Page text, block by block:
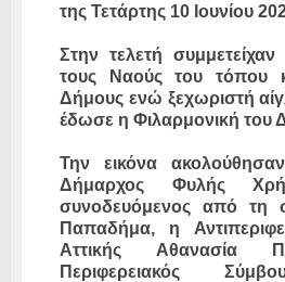
της Τετάρτης 10 Ιουνίου
Στην τελετή
τους Ναούς του τόπου
Δήμους ενώ ξεχωριστή
έδωσε η Φιλαρμονική του
Την εικόνα
Δήμαρχος Φυλής
συνοδευόμενος από τη
Παπαδήμα, η
Αττικής Αθανασία
Περιφερειακός